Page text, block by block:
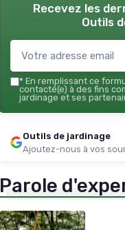
Recevez les
Outils
* En remplissant ce
contacté(e) à des fins
jardinage et ses
Outils de jardinage
Ajoutez-nous à vos
Parole